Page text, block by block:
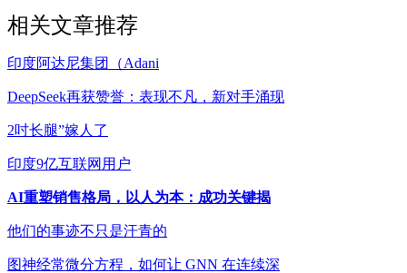
相关文章推荐
印度阿达尼集团（Adani
DeepSeek再获赞誉：表现不凡，新对手涌现
2吋长腿”嫁人了
印度9亿互联网用户
AI重塑销售格局，以人为本：成功关键揭
他们的事迹不只是汗青的
图神经常微分方程，如何让 GNN 在连续深